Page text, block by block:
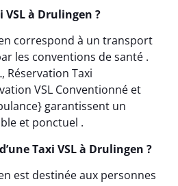
VSL à Drulingen ?
correspond à un transport
les conventions de santé .
Réservation Taxi
VSL Conventionné et
garantissent un
et ponctuel .
Taxi VSL à Drulingen ?
est destinée aux personnes